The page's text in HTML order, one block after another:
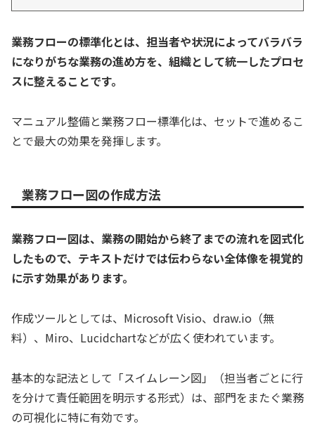
業務フローの標準化とは、担当者や状況によってバラバラ
になりがちな業務の進め方を、組織として統一したプロセ
スに整えることです。
マニュアル整備と業務フロー標準化は、セットで進めるこ
とで最大の効果を発揮します。
業務フロー図の作成方法
業務フロー図は、業務の開始から終了までの流れを図式化
したもので、テキストだけでは伝わらない全体像を視覚的
に示す効果があります。
作成ツールとしては、Microsoft Visio、draw.io（無
料）、Miro、Lucidchartなどが広く使われています。
基本的な記法として「スイムレーン図」（担当者ごとに行
を分けて責任範囲を明示する形式）は、部門をまたぐ業務
の可視化に特に有効です。